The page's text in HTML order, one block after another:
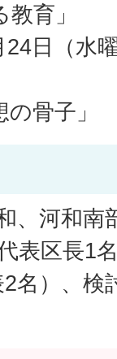
育」
日（水
骨子」
、河和南
表区長1
名）、検